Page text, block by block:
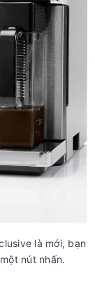
là mới, bạn
nút nhấn.